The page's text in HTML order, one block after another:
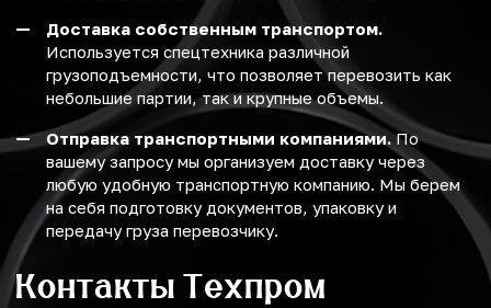
Доставка собственным транспортом.
Используется спецтехника различной
грузоподъемности, что позволяет перевозить как
небольшие партии, так и крупные объемы.
Отправка транспортными компаниями.По
вашему запросу мы организуем доставку через
любую удобную транспортную компанию. Мы берем
на себя подготовку документов, упаковку и
передачу груза перевозчику.
Контакты Техпром